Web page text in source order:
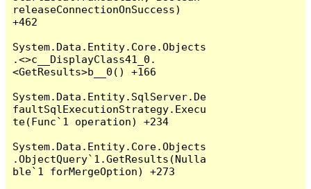
releaseConnectionOnSuccess)
+462
System.Data.Entity.Core.Objects
.<>c__DisplayClass41_0.
<GetResults>b__0() +166
System.Data.Entity.SqlServer.De
faultSqlExecutionStrategy.Execu
te(Func`1 operation) +234
System.Data.Entity.Core.Objects
.ObjectQuery`1.GetResults(Nulla
ble`1 forMergeOption) +273